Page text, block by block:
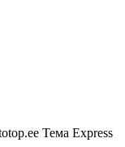
Тема Express